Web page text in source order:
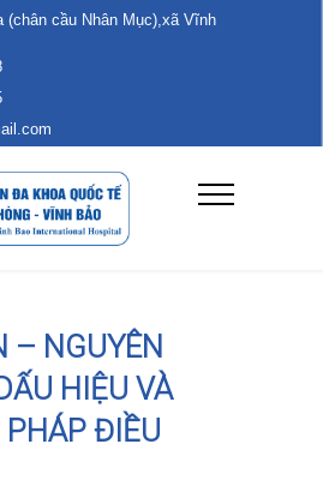
(chân cầu Nhân Mục),xã Vĩnh
– NGUYÊN
HIỆU VÀ
PHÁP ĐIỀU